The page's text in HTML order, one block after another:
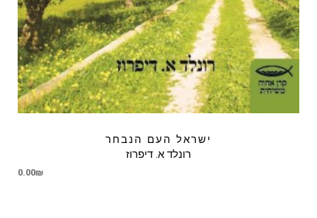
ישראל העם הנבחר
רונלד א. דיפרוז
0.00₪